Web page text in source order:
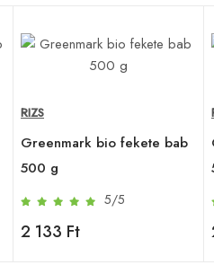
RIZS
Greenmark bio fekete bab
500 g
5/5
2 133 Ft